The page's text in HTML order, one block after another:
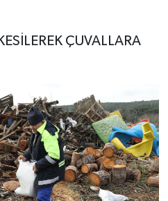
ÇUVALLARA